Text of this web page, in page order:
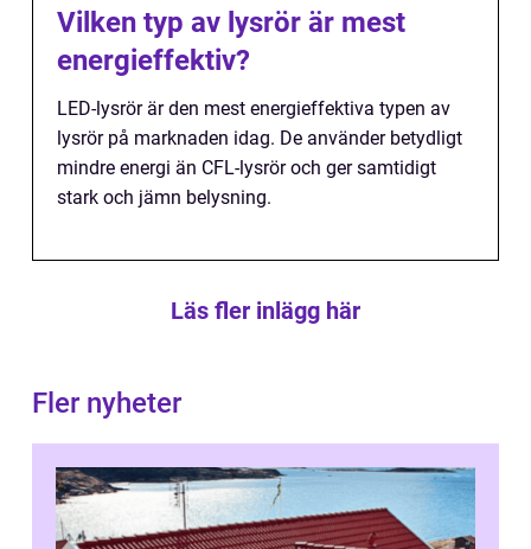
Vilken typ av lysrör är mest
energieffektiv?
LED-lysrör är den mest energieffektiva typen av
lysrör på marknaden idag. De använder betydligt
mindre energi än CFL-lysrör och ger samtidigt
stark och jämn belysning.
Läs fler inlägg här
Fler nyheter